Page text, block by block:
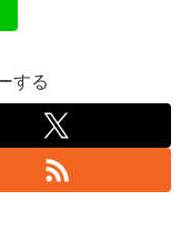
する